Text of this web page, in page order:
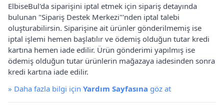
ElbiseBul'da siparişini iptal etmek için sipariş detayında
bulunan "Sipariş Destek Merkezi"'nden iptal talebi
oluşturabilirsin. Siparişine ait ürünler gönderilmemiş ise
iptal işlemi hemen başlatılır ve ödemiş olduğun tutar kredi
kartına hemen iade edilir. Ürün gönderimi yapılmış ise
ödemiş olduğun tutar ürünlerin mağazaya iadesinden sonra
kredi kartına iade edilir.
» Daha fazla bilgi için Yardım Sayfasına göz at